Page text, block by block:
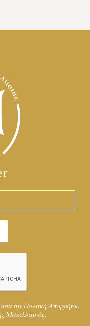
τηνΠολιτκή Απορρήτου
Μακελλαριάς.